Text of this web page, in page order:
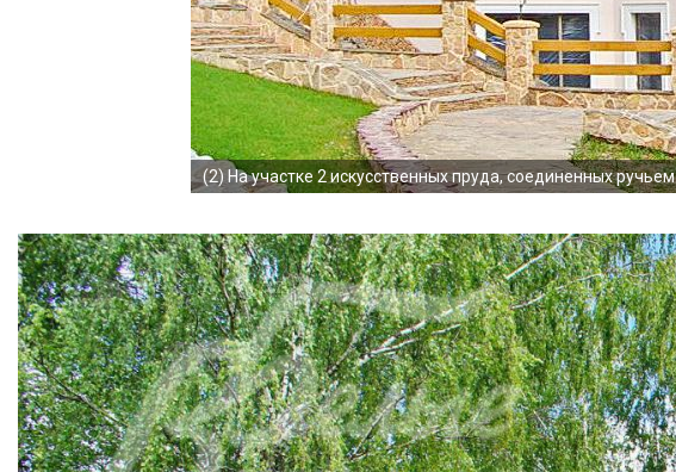
(2) На участке 2 искусственных пруда, соединенных ручьем